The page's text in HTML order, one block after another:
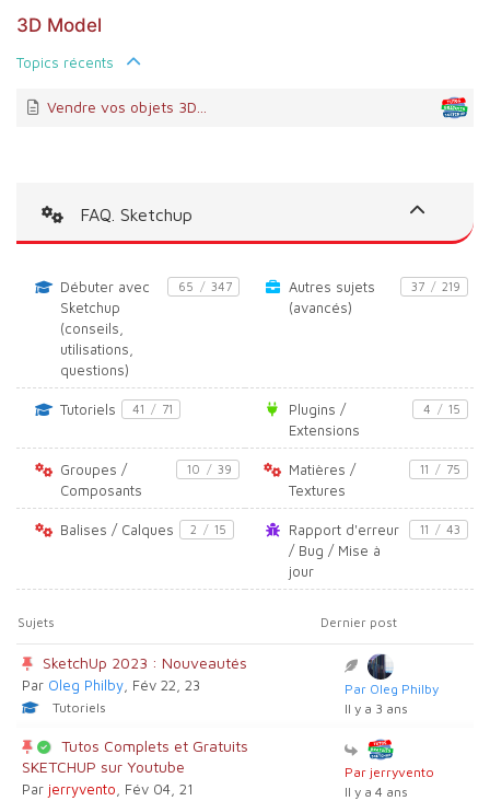
3D Model
Topics récents
Vendre vos objets 3D...
FAQ. Sketchup
Débuter avec
Sketchup
(conseils,
utilisations,
questions)
65 / 347
Autres sujets
(avancés)
37 / 219
Tutoriels 41 / 71
Plugins /
Extensions
4 / 15
Groupes /
Composants
10 / 39
Matières /
Textures
11 / 75
Balises / Calques 2 / 15
Rapport d'erreur
/ Bug / Mise à
jour
11 / 43
Sujets Dernier post
SketchUp 2023 : Nouveautés
Par Oleg Philby , Fév 22, 23
Tutoriels
Par Oleg Philby
Il y a 3 ans
Tutos Complets et Gratuits
SKETCHUP sur Youtube
Par jerryvento , Fév 04, 21
Par jerryvento
Il y a 4 ans